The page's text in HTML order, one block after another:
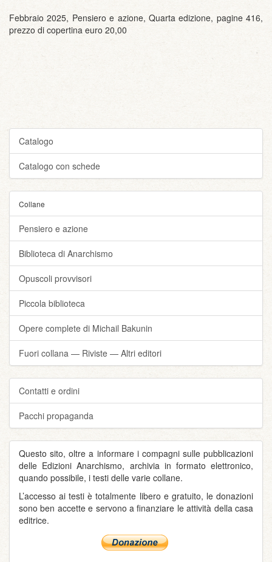
Febbraio 2025, Pensiero e azione, Quarta edizione, pagine 416,
prezzo di copertina euro 20,00
Catalogo
Catalogo con schede
Collane
Pensiero e azione
Biblioteca di Anarchismo
Opuscoli provvisori
Piccola biblioteca
Opere complete di Michail Bakunin
Fuori collana — Riviste — Altri editori
Contatti e ordini
Pacchi propaganda
Questo sito, oltre a informare i compagni sulle pubblicazioni
delle Edizioni Anarchismo, archivia in formato elettronico,
quando possibile, i testi delle varie collane.
L’accesso ai testi è totalmente libero e gratuito, le donazioni
sono ben accette e servono a finanziare le attività della casa
editrice.